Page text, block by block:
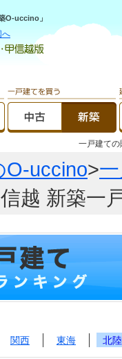
O-uccino」
へ
一戸建て
O-uccino>
越 新築一
関西 東海 北